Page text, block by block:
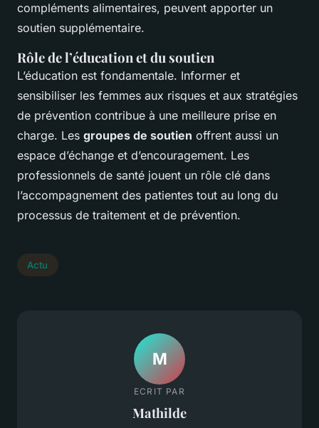
compléments alimentaires, peuvent apporter un
soutien supplémentaire.
Rôle de l’éducation et du soutien
L’éducation est fondamentale. Informer et
sensibiliser les femmes aux risques et aux stratégies
de prévention contribue à une meilleure prise en
charge. Les groupes de soutien offrent aussi un
espace d’échange et d’encouragement. Les
professionnels de santé jouent un rôle clé dans
l’accompagnement des patientes tout au long du
processus de traitement et de prévention.
Actu
M
ECRIT PAR
Mathilde